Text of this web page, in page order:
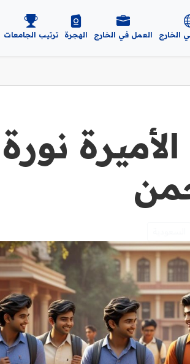
الخارج العمل في الخارج الهجرة ترتيب الجامعات
نورة